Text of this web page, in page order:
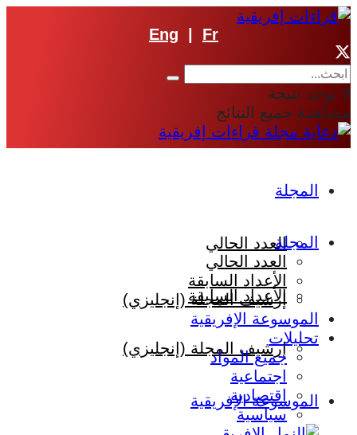
Eng Fr
لا توجد نتيجة
مشاهدة جميع النتائج
المجلة
العدد الحالي
الأعداد السابقة
إرشيف المجلة (إنجليزي)
الموسوعة الإفريقية
المجلة
العدد الحالي
الأعداد السابقة
إرشيف المجلة (إنجليزي)
الموسوعة الإفريقية
تحليلات
جميع المواد
اجتماعية
اقتصادية
سياسية